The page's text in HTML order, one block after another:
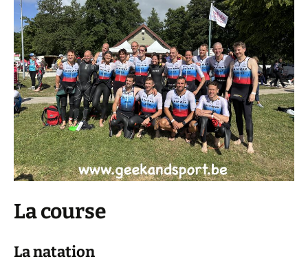
La course
La natation